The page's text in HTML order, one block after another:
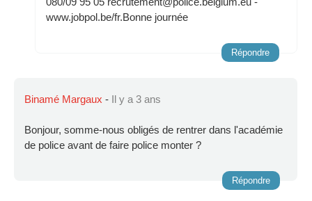
www.jobpol.be/fr.Bonne journée
Répondre
Binamé Margaux - Il y a 3 ans
Bonjour, somme-nous obligés de rentrer dans l'académie
de police avant de faire police monter ?
Répondre